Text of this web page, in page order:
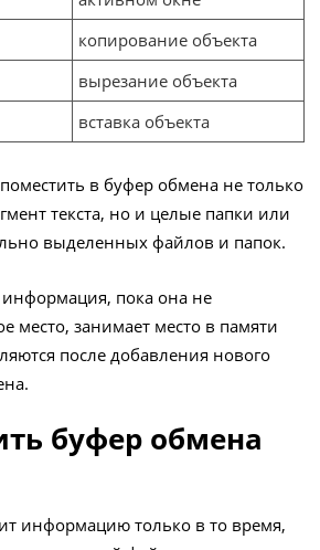
копирование объекта
вырезание объекта
вставка объекта
в буфер обмена не только
текста, но и целые папки или
выделенных файлов и папок.
пока она не
место, занимает место в памяти
после добавления нового
буфер обмена
информацию только в то время,